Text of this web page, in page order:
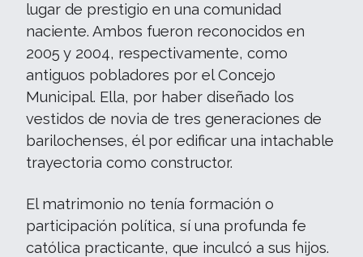
lugar de prestigio en una comunidad
naciente. Ambos fueron reconocidos en
2005 y 2004, respectivamente, como
antiguos pobladores por el Concejo
Municipal. Ella, por haber diseñado los
vestidos de novia de tres generaciones de
barilochenses, él por edificar una intachable
trayectoria como constructor.
El matrimonio no tenía formación o
participación política, sí una profunda fe
católica practicante, que inculcó a sus hijos.